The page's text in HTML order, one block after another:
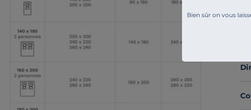
Bien sûr on vous